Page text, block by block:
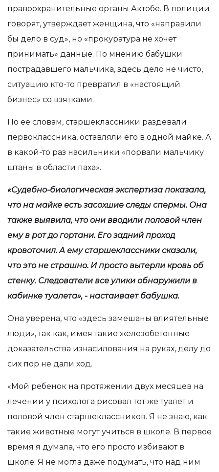
правоохранительные органы Актобе. В полиции
говорят, утверждает женщина, что «направили
бы дело в суд», но «прокуратура не хочет
принимать» данные. По мнению бабушки
пострадавшего мальчика, здесь дело не чисто,
ситуацию кто-то превратил в «настоящий
бизнес» со взятками.
По ее словам, старшеклассники раздевали
первоклассника, оставляли его в одной майке. А
в какой-то раз насильники «порвали мальчику
штаны в области паха».
«Судебно-биологическая экспертиза показала,
что на майке есть засохшие следы спермы. Она
также выявила, что они вводили половой член
ему в рот до гортани. Его задний проход
кровоточил. А ему старшеклассники сказали,
что это не страшно. И просто вытерли кровь об
стенку. Следователи все улики обнаружили в
кабинке туалета», - настаивает бабушка.
Она уверена, что «здесь замешаны влиятельные
люди», так как, имея такие железобетонные
доказательства изнасилования на руках, делу до
сих пор не дали ход.
«Мой ребенок на протяжении двух месяцев на
лечении у психолога рисовал тот же туалет и
половой член старшеклассников. Я не знаю, как
такие животные могут учиться в школе. В первое
время я думала, что его просто избивают в
школе. Я не могла даже подумать, что над ним